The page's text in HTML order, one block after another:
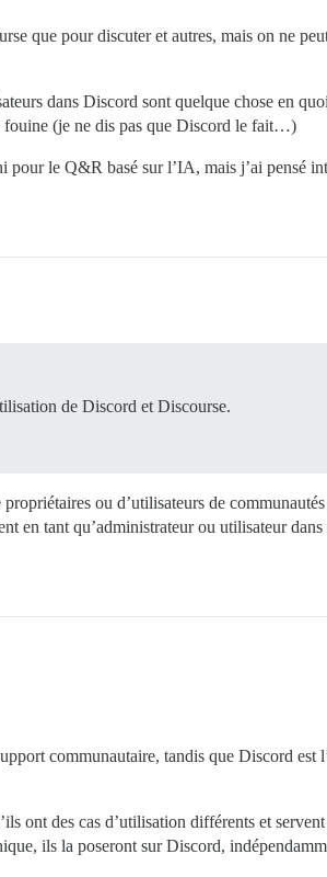
que pour discuter et autres, mais on ne
dans Discord sont quelque chose en
fouine (je ne dis pas que Discord le fait…)
le Q&R basé sur l’IA, mais j’ai pensé
de Discord et Discourse.
ou d’utilisateurs de
en tant qu’administrateur ou utilisateur
communautaire, tandis que Discord est
ont des cas d’utilisation différents et
ils la poseront sur Discord,